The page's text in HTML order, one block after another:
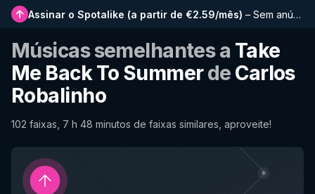
Assinar o Spotalike (a partir de €2.59/mês) – Sem anúncios, playlists mais longas, histórico completo e acesso antecipado a novos recursos
Músicas semelhantes a Take
Me Back To Summerde Carlos
Robalinho
102 faixas, 7 h 48 minutos de faixas similares, aproveite!